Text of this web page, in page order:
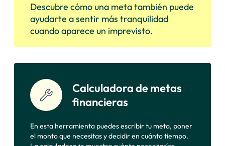
Descubre cómo una meta también puede
ayudarte a sentir más tranquilidad
cuando aparece un imprevisto.
Calculadora de metas
financieras
En esta herramienta puedes escribir tu meta, poner
el monto que necesitas y decidir en cuánto tiempo.